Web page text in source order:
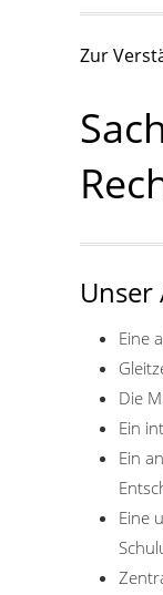
Zur
Unser
Eine
Die
Ein
Ein
Eine